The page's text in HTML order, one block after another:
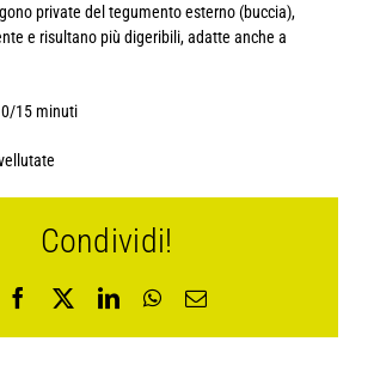
private del tegumento esterno (buccia),
e risultano più digeribili, adatte anche a
15 minuti
Condividi!
Facebook LinkedInWhatsApp
Email